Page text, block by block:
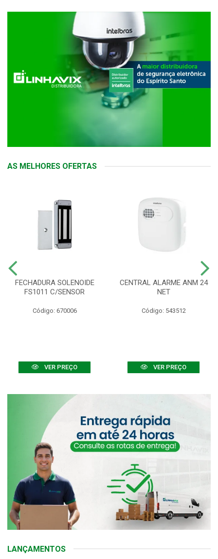
AS MELHORES OFERTAS
FECHADURA SOLENOIDE
FS1011 C/SENSOR
Código: 670006
VER PREÇO
CENTRAL ALARME ANM 24
NET
Código: 543512
VER PREÇO
LANÇAMENTOS